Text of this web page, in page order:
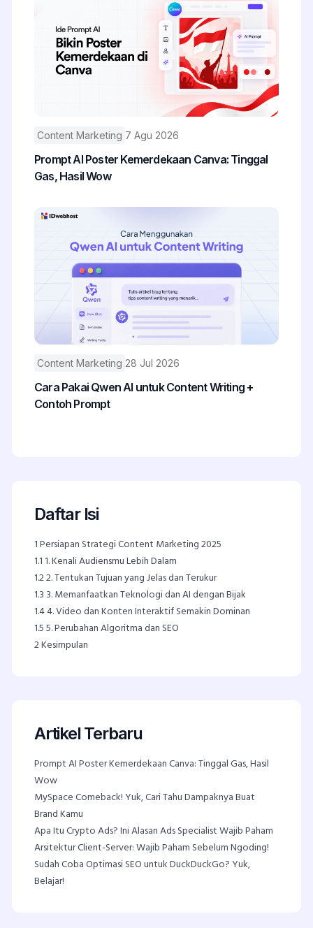
Content Marketing 7 Agu 2026
Prompt AI Poster Kemerdekaan Canva: Tinggal
Gas, Hasil Wow
Content Marketing 28 Jul 2026
Cara Pakai Qwen AI untuk Content Writing +
Contoh Prompt
Daftar Isi
1Persiapan Strategi Content Marketing 2025
1.11. Kenali Audiensmu Lebih Dalam
1.22. Tentukan Tujuan yang Jelas dan Terukur
1.3 3. Memanfaatkan Teknologi dan AI dengan Bijak
1.44. Video dan Konten Interaktif Semakin Dominan
1.55. Perubahan Algoritma dan SEO
2Kesimpulan
Artikel Terbaru
Prompt AI Poster Kemerdekaan Canva: Tinggal Gas, Hasil
Wow
MySpace Comeback! Yuk, Cari Tahu Dampaknya Buat
Brand Kamu
Apa Itu Crypto Ads? Ini Alasan Ads Specialist Wajib Paham
Arsitektur Client-Server: Wajib Paham Sebelum Ngoding!
Sudah Coba Optimasi SEO untuk DuckDuckGo? Yuk,
Belajar!